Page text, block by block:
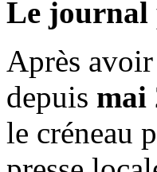
Le journal
Après
depuis mai
le créneau